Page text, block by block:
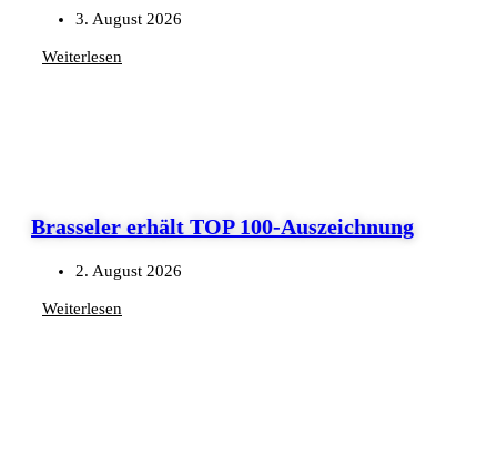
3. August 2026
Weiterlesen
Brasseler erhält TOP 100-Auszeichnung
2. August 2026
Weiterlesen